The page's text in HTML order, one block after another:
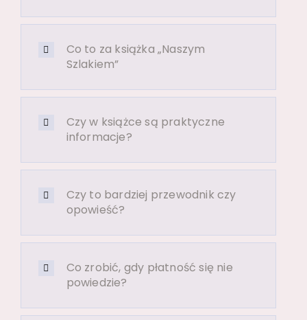
Co to za książka „Naszym
Szlakiem”
Czy w książce są praktyczne
informacje?
Czy to bardziej przewodnik czy
opowieść?
Co zrobić, gdy płatność się nie
powiedzie?